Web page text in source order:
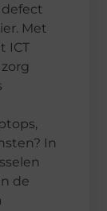
Met
ICT
In
de